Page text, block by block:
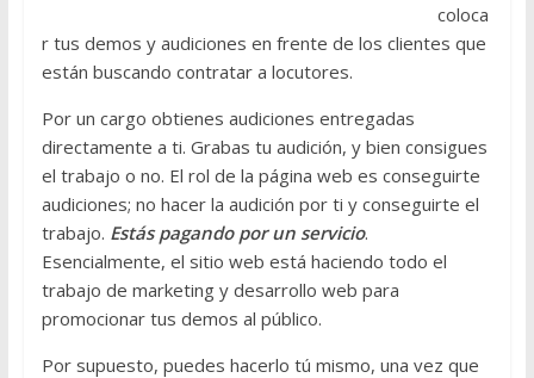
coloca
r tus demos y audiciones en frente de los clientes que
están buscando contratar a locutores.
Por un cargo obtienes audiciones entregadas
directamente a ti. Grabas tu audición, y bien consigues
el trabajo o no. El rol de la página web es conseguirte
audiciones; no hacer la audición por ti y conseguirte el
trabajo. Estás pagando por un servicio.
Esencialmente, el sitio web está haciendo todo el
trabajo de marketing y desarrollo web para
promocionar tus demos al público.
Por supuesto, puedes hacerlo tú mismo, una vez que